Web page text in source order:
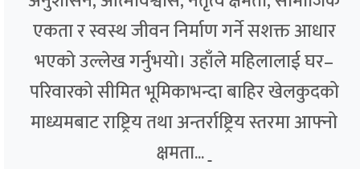
एकता र स्वस्थ जीवन निर्माण गर्ने सशक्त आधार
भएको उल्लेख गर्नुभयो। उहाँले महिलालाई घर–
परिवारको सीमित भूमिकाभन्दा बाहिर खेलकुदको
माध्यमबाट राष्ट्रिय तथा अन्तर्राष्ट्रिय स्तरमा आफ्नो
क्षमता...